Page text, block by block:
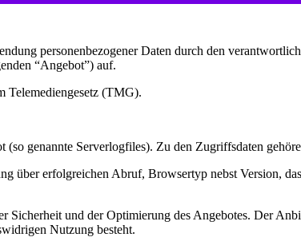
personenbezogener Daten durch den
“Angebot”) auf.
Telemediengesetz (TMG).
genannte Serverlogfiles). Zu den Zugriffsdaten
über erfolgreichen Abruf, Browsertyp nebst Version,
und der Optimierung des Angebotes. Der
Nutzung besteht.